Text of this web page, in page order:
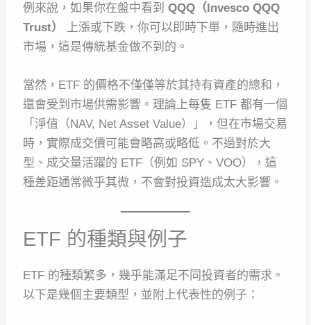
例來說，如果你在盤中看到QQQ（Invesco QQQ
Trust）
上漲或下跌，你可以即時下單，隨時進出
市場，這是傳統基金做不到的。
當然，ETF 的價格不僅僅等於其持有資產的總和，
還會受到市場供需影響。理論上每隻 ETF 都有一個
「淨值（NAV, Net Asset Value）」，但在市場交易
時，實際成交價可能會略高或略低。不過對於大
型、成交量活躍的 ETF（例如 SPY、VOO），這
種差距通常微乎其微，不會對投資造成太大影響。
ETF 的種類與例子
ETF 的種類繁多，幾乎能滿足不同投資者的需求。
以下是幾個主要類型，並附上代表性的例子：